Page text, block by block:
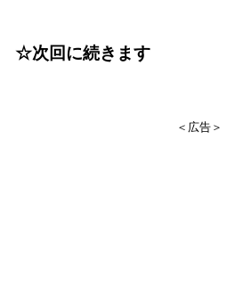
☆次回に続きます
＜広告＞